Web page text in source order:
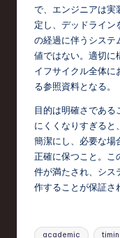
で、エンジニアは実
定し、デッドライン
の経過に伴うシステ
値ではない。適切に
イフサイクル全体に
る参照資料となる。
目的は明確さである
にくくなりすぎると
簡潔にし、必要な場
正確に保つこと。こ
件が満たされ、シス
作することが保証さ
Tags:
academic